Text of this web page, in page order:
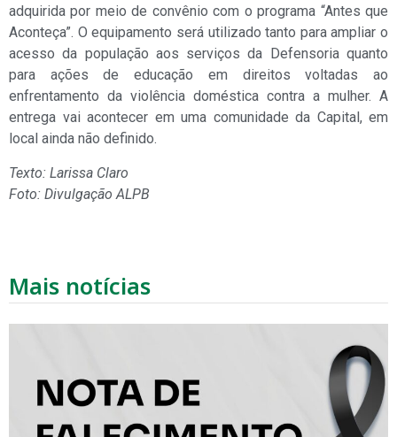
adquirida por meio de convênio com o programa “Antes que
Aconteça”. O equipamento será utilizado tanto para ampliar o
acesso da população aos serviços da Defensoria quanto
para ações de educação em direitos voltadas ao
enfrentamento da violência doméstica contra a mulher. A
entrega vai acontecer em uma comunidade da Capital, em
local ainda não definido.
Texto: Larissa Claro
Foto: Divulgação ALPB
Mais notícias